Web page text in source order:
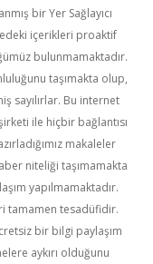
bir Yer Sağlayıcı
içerikleri proaktif
bulunmamaktadır.
taşımakta olup,
sayılırlar. Bu internet
ile hiçbir bağlantısı
makaleler
niteliği taşımamakta
yapılmamaktadır.
tamamen tesadüfidir.
bir bilgi paylaşım
aykırı olduğunu